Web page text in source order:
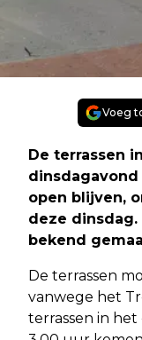
Voeg
De terrassen
open blijven,
deze
bekend
De terrassen
vanwege het
terrassen in